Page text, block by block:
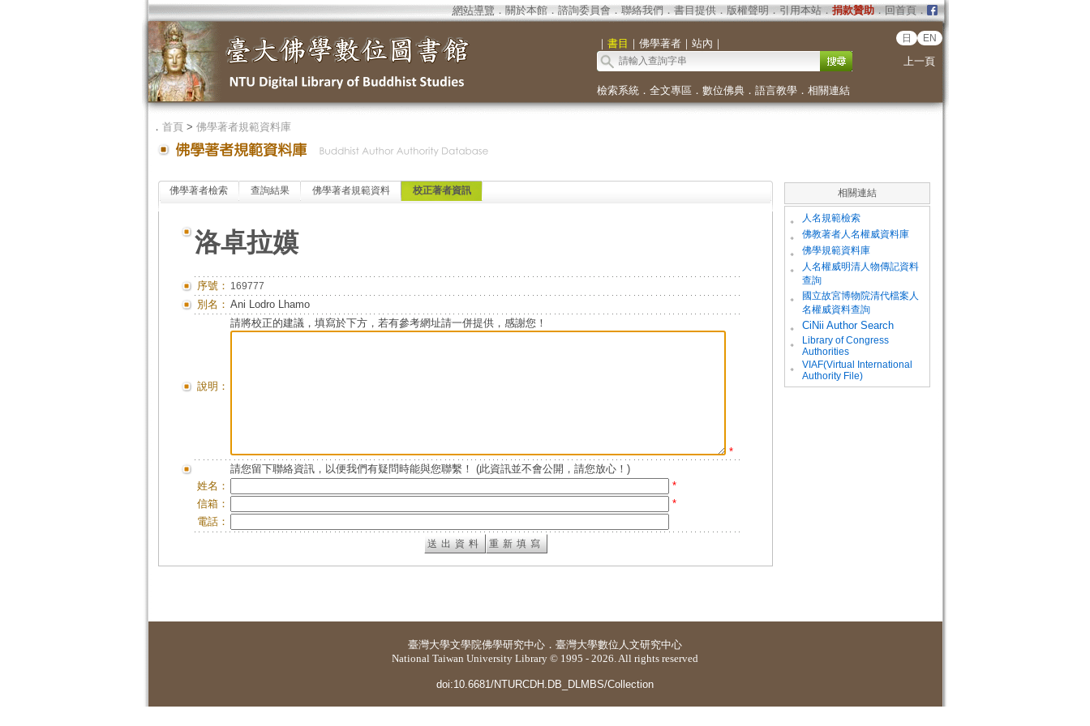
網站導覽 ． 關於本館． 諮詢委員會． 聯絡我們 ． 書目提供． 版權聲明 ． 引用本站． 捐款贊助．回首頁．
｜ 書目 ｜ 佛學著者｜ 站內 ｜ 日 EN
上一頁
檢索系統． 全文專區 ． 數位佛典． 語言教學． 相關連結
． 首頁> 佛學著者規範資料庫
佛學著者檢索 查詢結果 佛學著者規範資料 校正著者資訊
洛卓拉嫫
序號： 169777
別名： Ani Lodro Lhamo
說明：
請將校正的建議，填寫於下方，若有參考網址請一併提供，感謝您！
*
請您留下聯絡資訊，以便我們有疑問時能與您聯繫！ (此資訊並不會公開，請您放心！)
姓名：
*
信箱：
*
電話：
相關連結
。 人名規範檢索
。 佛教著者人名權威資料庫
。 佛學規範資料庫
。
人名權威明清人物傳記資料
查詢
。
國立故宮博物院清代檔案人
名權威資料查詢
。
CiNii Author Search
。
Library of Congress
Authorities
。
VIAF(Virtual International
Authority File)
臺灣大學文學院佛學研究中心 ． 臺灣大學數位人文研究中心
National Taiwan University Library © 1995 - 2026. All rights reserved
doi:10.6681/NTURCDH.DB_DLMBS/Collection